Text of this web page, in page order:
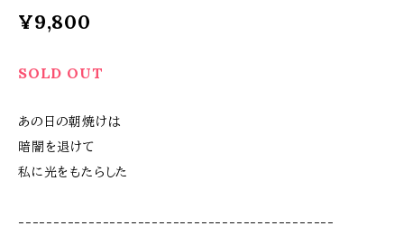
¥9,800
SOLD OUT
あの日の朝焼けは
暗闇を退けて
私に光をもたらした
---------------------------------------------